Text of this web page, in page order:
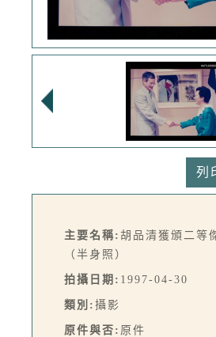
列
主要名稱: 胡品清獲頒二等
（半身照）
拍攝日期: 1997-04-30
類別: 攝影
原件與否: 原件